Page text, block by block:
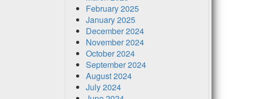
February 2025
January 2025
December 2024
November 2024
October 2024
September 2024
August 2024
July 2024